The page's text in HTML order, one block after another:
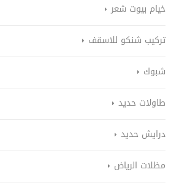
خيام بيوت شعر
تركيب شنكو للاسقف
شبوك
طاولات حديد
درايش حديد
مظلات الرياض